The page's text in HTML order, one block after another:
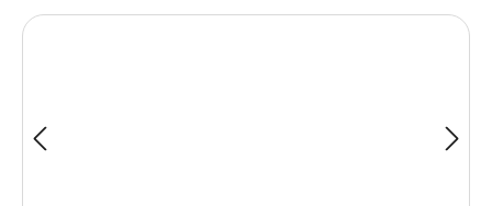
Bildergalerie überspringen